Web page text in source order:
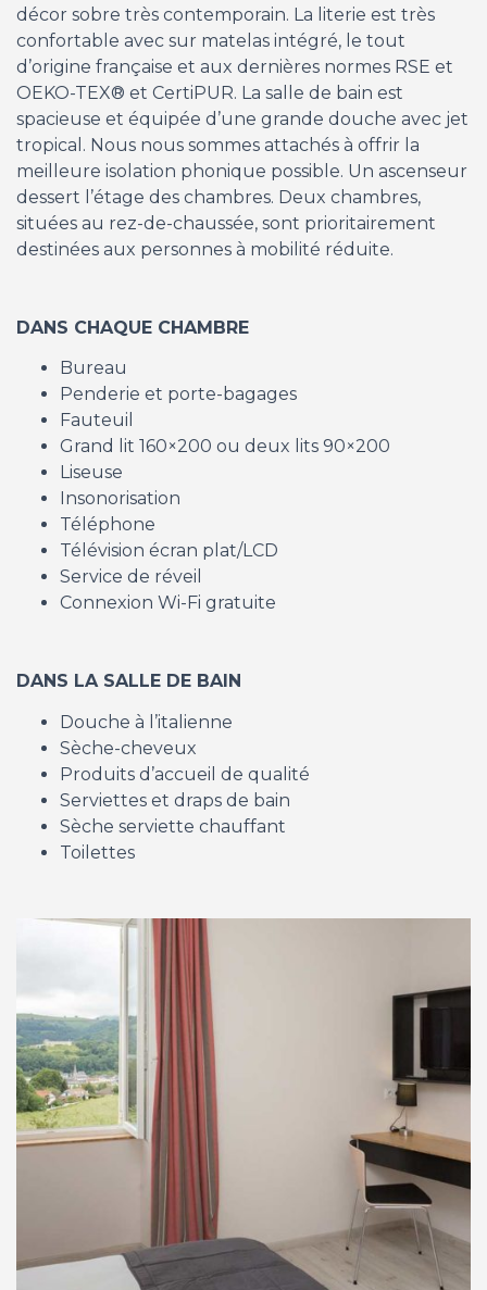
décor sobre très contemporain. La literie est très
confortable avec sur matelas intégré, le tout
d’origine française et aux dernières normes RSE et
OEKO-TEX® et CertiPUR. La salle de bain est
spacieuse et équipée d’une grande douche avec jet
tropical. Nous nous sommes attachés à offrir la
meilleure isolation phonique possible. Un ascenseur
dessert l’étage des chambres. Deux chambres,
situées au rez-de-chaussée, sont prioritairement
destinées aux personnes à mobilité réduite.
DANS CHAQUE CHAMBRE
Bureau
Penderie et porte-bagages
Fauteuil
Grand lit 160×200 ou deux lits 90×200
Liseuse
Insonorisation
Téléphone
Télévision écran plat/LCD
Service de réveil
Connexion Wi-Fi gratuite
DANS LA SALLE DE BAIN
Douche à l’italienne
Sèche-cheveux
Produits d’accueil de qualité
Serviettes et draps de bain
Sèche serviette chauffant
Toilettes